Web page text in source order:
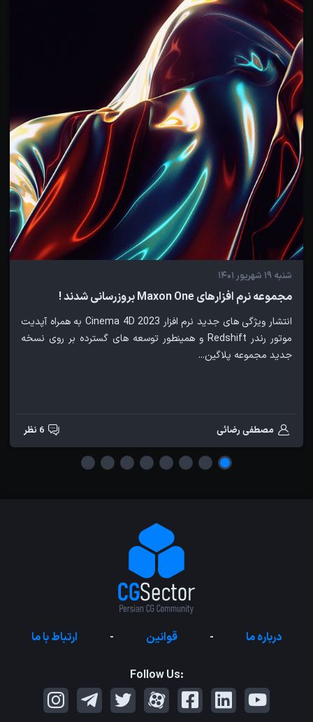
شنبه 19 شهریور 1401
مجموعه نرم افزارهای Maxon One بروزرسانی شدند !
انتشار ویژگی های جدید نرم افزار Cinema 4D 2023 به همراه آپدیت
موتور رندر Redshift و همینطور توسعه های گسترده بر روی نسخه
جدید مجموعه پلاگین...
مصطفی رضائی 6 نظر
درباره ما - قوانین - ارتباط با ما
Follow Us: